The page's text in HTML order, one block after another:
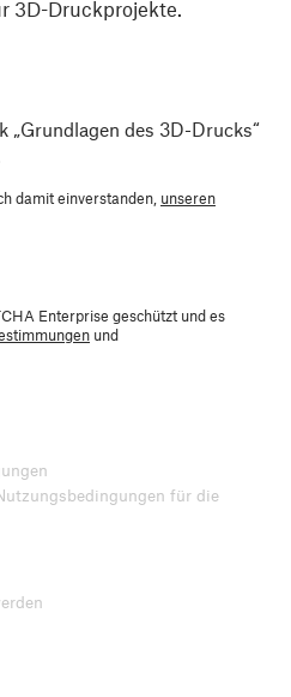
3D-Druckprojekte.
„Grundlagen des 3D-Drucks“
damit einverstanden, unseren
Enterprise geschützt und es
und
für die